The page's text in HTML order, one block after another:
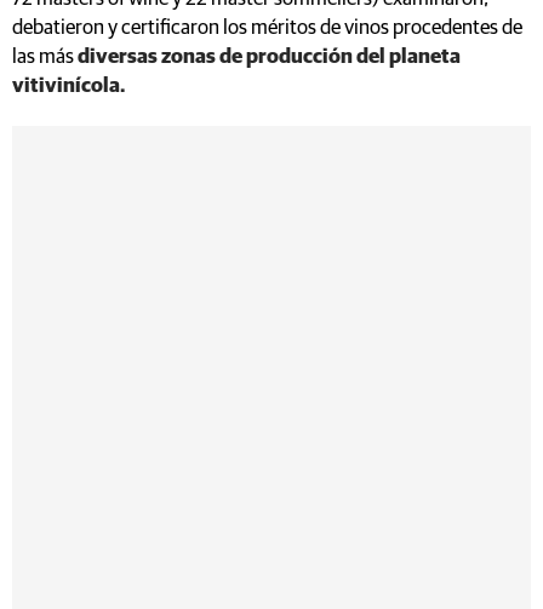
debatieron y certificaron los méritos de vinos procedentes de
las másdiversas zonas de producción del planeta
vitivinícola.